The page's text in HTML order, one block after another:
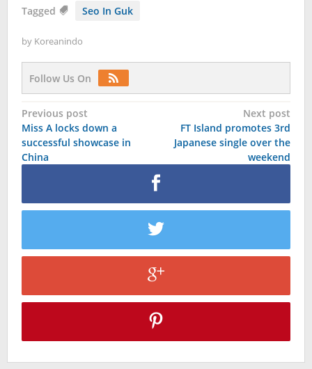
Tagged Seo In Guk
by Koreanindo
Follow Us On
Post
navigation
Previous post
Miss A locks down a
successful showcase in
China
Next post
FT Island promotes 3rd
Japanese single over the
weekend